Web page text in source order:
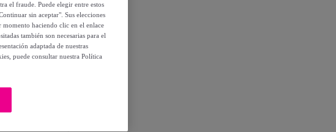
el fraude. Puede elegir entre estos
sin aceptar". Sus elecciones
momento haciendo clic en el enlace
también son necesarias para el
adaptada de nuestras
puede consultar nuestra Política